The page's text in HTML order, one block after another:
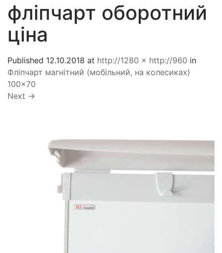
фліпчарт оборотний
ціна
Published 12.10.2018 at http://1280 × http://960 in
Фліпчарт магнітний (мобільний, на колесиках)
100×70
Next →